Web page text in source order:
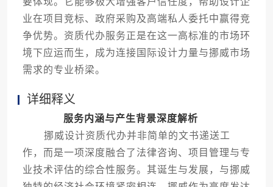
业在项目竞标、政府采购及高端私人委托中赢得竞
争优势。资质代办服务正是在这一高标准的市场环
境下应运而生，成为连接国际设计力量与挪威市场
需求的专业桥梁。
详细释义
服务内涵与产生背景深度解析
挪威设计资质代办并非简单的文书递送工
作，而是一项深度融合了法律咨询、项目管理与专
业技术评估的综合性服务。其诞生与发展，与挪威